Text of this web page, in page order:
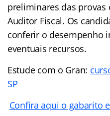
preliminares das provas
Auditor Fiscal. Os
conferir o desempenho
eventuais recursos.
Estude com o Gran:
SP
Confira aqui o gabarito